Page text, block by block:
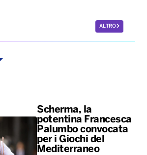
ALTRO
Scherma, la
potentina Francesca
Palumbo convocata
per i Giochi del
Mediterraneo